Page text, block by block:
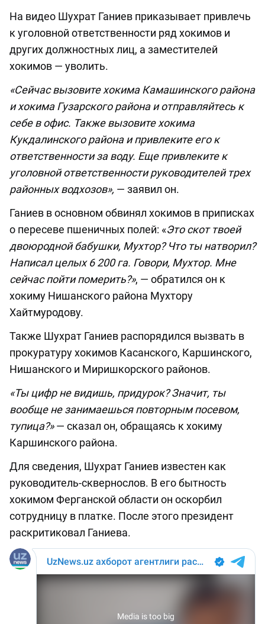
На видео Шухрат Ганиев приказывает привлечь
к уголовной ответственности ряд хокимов и
других должностных лиц, а заместителей
хокимов — уволить.
«Сейчас вызовите хокима Камашинского района
и хокима Гузарского района и отправляйтесь к
себе в офис. Также вызовите хокима
Кукдалинского района и привлеките его к
ответственности за воду. Еще привлеките к
уголовной ответственности руководителей трех
районных водхозов», — заявил он.
Ганиев в основном обвинял хокимов в приписках
о пересеве пшеничных полей: «Это скот твоей
двоюродной бабушки, Мухтор? Что ты натворил?
Написал целых 6 200 га. Говори, Мухтор. Мне
сейчас пойти померить?», — обратился он к
хокиму Нишанского района Мухтору
Хайтмуродову.
Также Шухрат Ганиев распорядился вызвать в
прокуратуру хокимов Касанского, Каршинского,
Нишанского и Миришкорского районов.
«Ты цифр не видишь, придурок? Значит, ты
вообще не занимаешься повторным посевом,
тупица?»— сказал он, обращаясь к хокиму
Каршинского района.
Для сведения, Шухрат Ганиев известен как
руководитель-сквернослов. В его бытность
хокимом Ферганской области он оскорбил
сотрудницу в платке. После этого президент
раскритиковал Ганиева.